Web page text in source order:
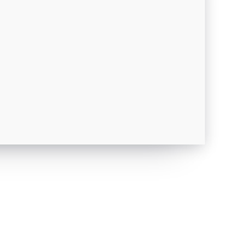
простуды